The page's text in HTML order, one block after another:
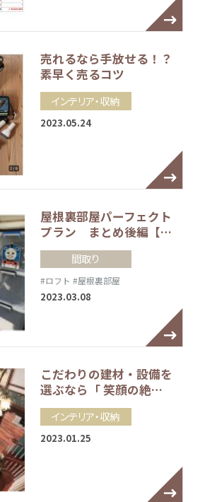
売れるなら手放せる！？
素早く売るコツ
インテリア・収納
2023.05.24
屋根裏部屋パーフェクト
プラン まとめ後編【…
間取り
#ロフト #屋根裏部屋
2023.03.08
こだわりの建材・設備を
選ぶなら「 笑顔の絶…
インテリア・収納
2023.01.25